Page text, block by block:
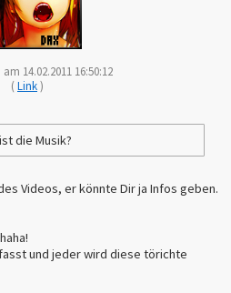
14.02.2011 16:50:12
(Link)
die Musik?
Videos, er könnte Dir ja Infos geben.
und jeder wird diese törichte